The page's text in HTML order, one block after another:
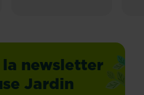
newsletter
Jardin